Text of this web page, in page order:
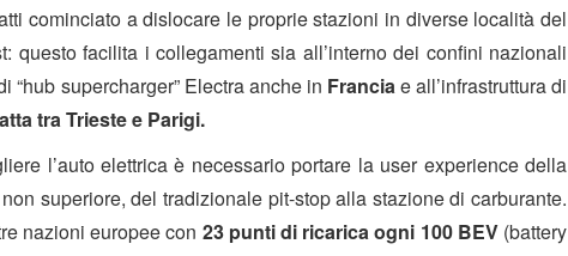
cominciato a dislocare le proprie stazioni in diverse località del
questo facilita i collegamenti sia all’interno dei confini nazionali
“hub supercharger” Electra anche in Franciae all’infrastruttura di
tra Trieste e Parigi.
l’auto elettrica è necessario portare la user experience della
superiore, del tradizionale pit-stop alla stazione di carburante.
nazioni europee con 23 punti di ricarica ogni 100 BEV(battery